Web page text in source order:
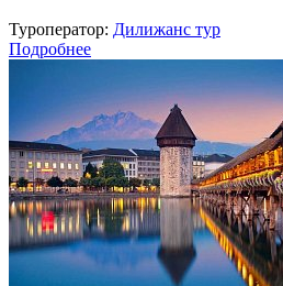
Туроператор: Дилижанс тур
Подробнее